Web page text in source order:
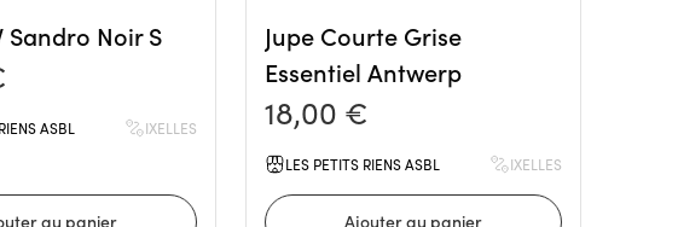
Sandro Noir S
ASBL IXELLES
Jupe Courte Grise
Essentiel Antwerp
18,00 €
LES PETITS RIENS ASBL IXELLES